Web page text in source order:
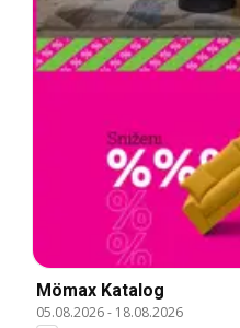
Mömax Katalog
05.08.2026- 18.08.2026